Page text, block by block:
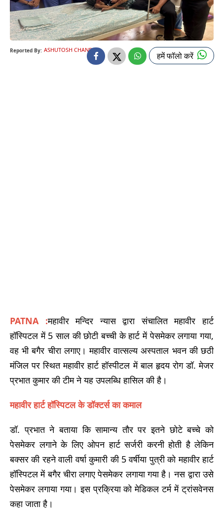
Reported By: ASHUTOSH CHANDRA
हमें फॉलो करें
PATNA :महावीर मन्दिर न्यास द्वारा संचालित महावीर हार्ट
हॉस्पिटल में 5 साल की छोटी बच्ची के हार्ट में पेसमेकर लगाया गया,
वह भी बगैर चीरा लगाए। महावीर वात्सल्य अस्पताल भवन की छठी
मंजिल पर स्थित महावीर हार्ट हॉस्पीटल में बाल हृदय रोग डॉ. मेजर
प्रभात कुमार की टीम ने यह उपलब्धि हासिल की है।
महावीर हार्ट हॉस्पिटल के डॉक्टर्स का कमाल
डॉ. प्रभात ने बताया कि सामान्य तौर पर इतने छोटे बच्चे को
पेसमेकर लगाने के लिए ओपन हार्ट सर्जरी करनी होती है लेकिन
बक्सर की रहने वाली वर्षा कुमारी की 5 वर्षीया पुत्री को महावीर हार्ट
हॉस्पिटल में बगैर चीरा लगाए पेसमेकर लगाया गया है। नस द्वारा उसे
पेसमेकर लगाया गया। इस प्रक्रिया को मेडिकल टर्म में ट्रांसवेनस
कहा जाता है।